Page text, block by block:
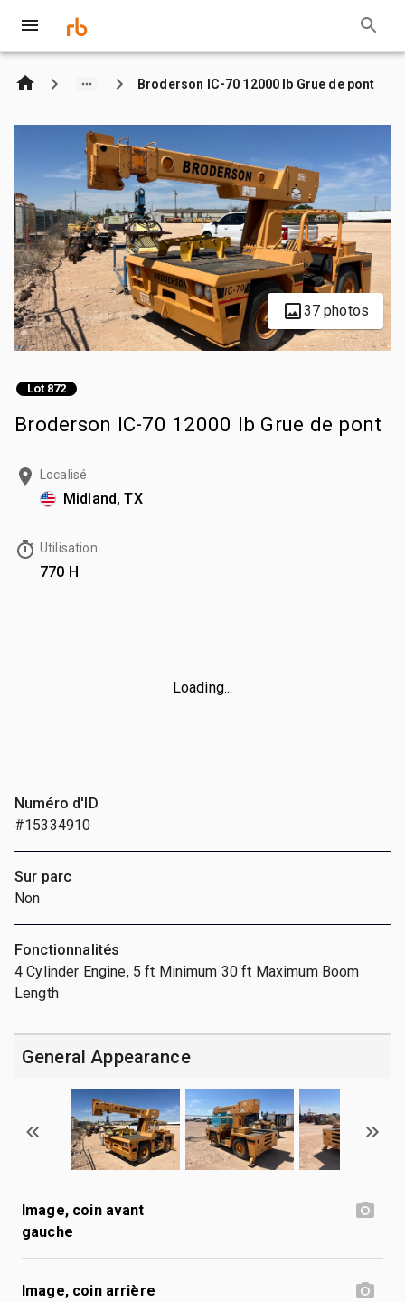
Broderson IC-70 12000 lb Grue de pont
37 photos
Lot 872
Broderson IC-70 12000 lb Grue de pont
Localisé
Midland, TX
Utilisation
770 H
Loading...
Numéro d'ID
#15334910
Sur parc
Non
Fonctionnalités
4 Cylinder Engine, 5 ft Minimum 30 ft Maximum Boom
Length
General Appearance
Image, coin avant
gauche
Image, coin arrière